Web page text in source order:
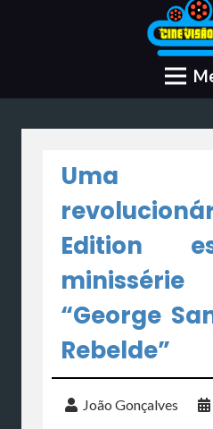
Uma
Edition
“George
Rebelde”
João Gonçalves